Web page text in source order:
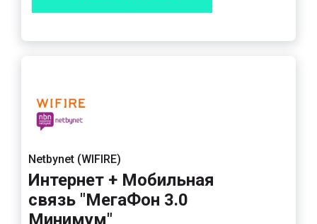
Netbynet (WIFIRE)
Интернет + Мобильная
связь "МегаФон 3.0
Минимум"